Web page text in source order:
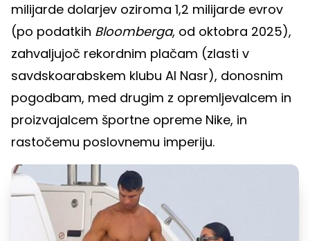
milijarde dolarjev oziroma 1,2 milijarde evrov
(po podatkih Bloomberga, od oktobra 2025),
zahvaljujoč rekordnim plačam (zlasti v
savdskoarabskem klubu Al Nasr), donosnim
pogodbam, med drugim z opremljevalcem in
proizvajalcem športne opreme Nike, in
rastočemu poslovnemu imperiju.